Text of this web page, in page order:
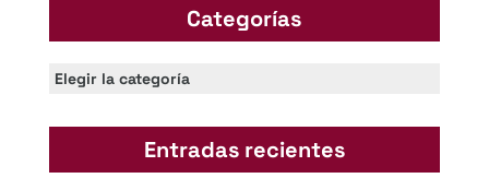
Categorías
Categorías
Entradas recientes